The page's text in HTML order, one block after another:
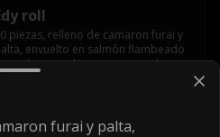
roll
piezas, relleno de camaron furai y
envuelto en salmón flambeado
salsa teriyaki, con topping de
furai y palta,